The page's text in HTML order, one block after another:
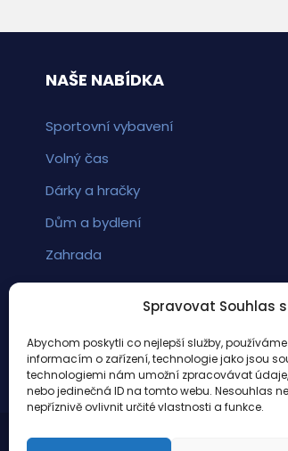
Spravovat Souhlas
Abychom poskytli co nejlepší služby,
informacím o zařízení, technologie jako jsou
technologiemi nám umožní zpracovávat
nebo jedinečná ID na tomto webu. Nesouhlas
nepříznivě ovlivnit určité vlastnosti a funkce.
NAŠE NABÍDKA
Sportovní vybavení
Volný čas
Dárky a hračky
Dům a bydlení
Zahrada